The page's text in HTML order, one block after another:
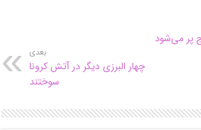
پر می‌شود
بعدی
چهار البرزی دیگر در آتش کرونا
سوختند